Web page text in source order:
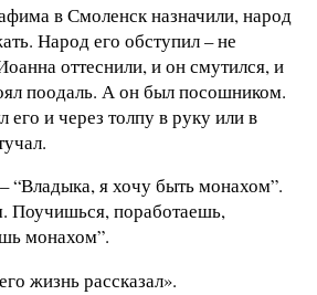
в Смоленск назначили, народ
Народ его обступил – не
оттеснили, и он смутился, и
поодаль. А он был посошником.
его и через толпу в руку или в
“Владыка, я хочу быть монахом”.
Поучишься, поработаешь,
монахом”.
жизнь рассказал».